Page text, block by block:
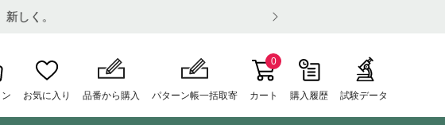
しく。
お気に入り 品番から購入 パターン帳一括取寄 カート
0
購入履歴 試験データ